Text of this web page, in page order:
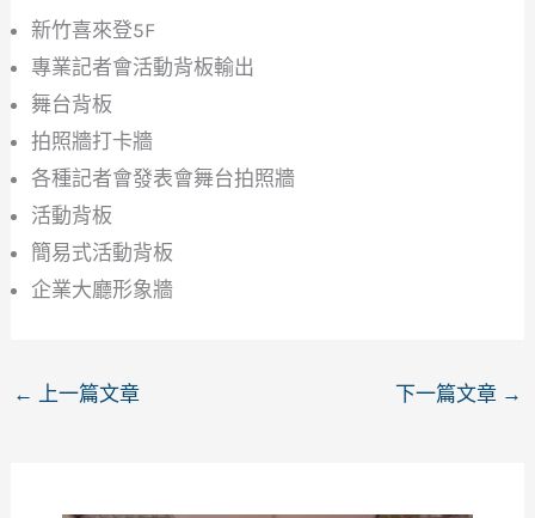
新竹喜來登5F
專業記者會活動背板輸出
舞台背板
拍照牆打卡牆
各種記者會發表會舞台拍照牆
活動背板
簡易式活動背板
企業大廳形象牆
← 上一篇文章 下一篇文章 →